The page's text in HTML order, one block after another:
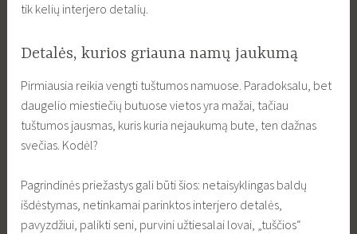
tik kelių interjero detalių.
Detalės, kurios griauna namų jaukumą
Pirmiausia reikia vengti tuštumos namuose. Paradoksalu, bet
daugelio miestiečių butuose vietos yra mažai, tačiau
tuštumos jausmas, kuris kuria nejaukumą bute, ten dažnas
svečias. Kodėl?
Pagrindinės priežastys gali būti šios: netaisyklingas baldų
išdėstymas, netinkamai parinktos interjero detalės,
pavyzdžiui, palikti seni, purvini užtiesalai lovai, „tuščios“